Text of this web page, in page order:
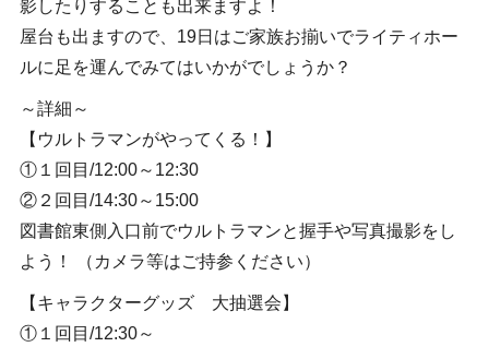
影したりすることも出来ますよ！
屋台も出ますので、19日はご家族お揃いでライティホー
ルに足を運んでみてはいかがでしょうか？
～詳細～
【ウルトラマンがやってくる！】
①１回目/12:00～12:30
②２回目/14:30～15:00
図書館東側入口前でウルトラマンと握手や写真撮影をし
よう！ （カメラ等はご持参ください）
【キャラクターグッズ 大抽選会】
①１回目/12:30～